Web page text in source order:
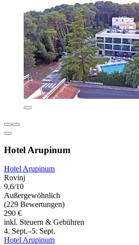
Hotel Arupinum
Hotel Arupinum
Rovinj
9,6/10
Außergewöhnlich
(229 Bewertungen)
290 €
inkl. Steuern & Gebühren
4. Sept.–5. Sept.
Hotel Arupinum